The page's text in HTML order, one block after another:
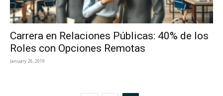
Carrera en Relaciones Públicas: 40% de los
Roles con Opciones Remotas
January 26, 2019